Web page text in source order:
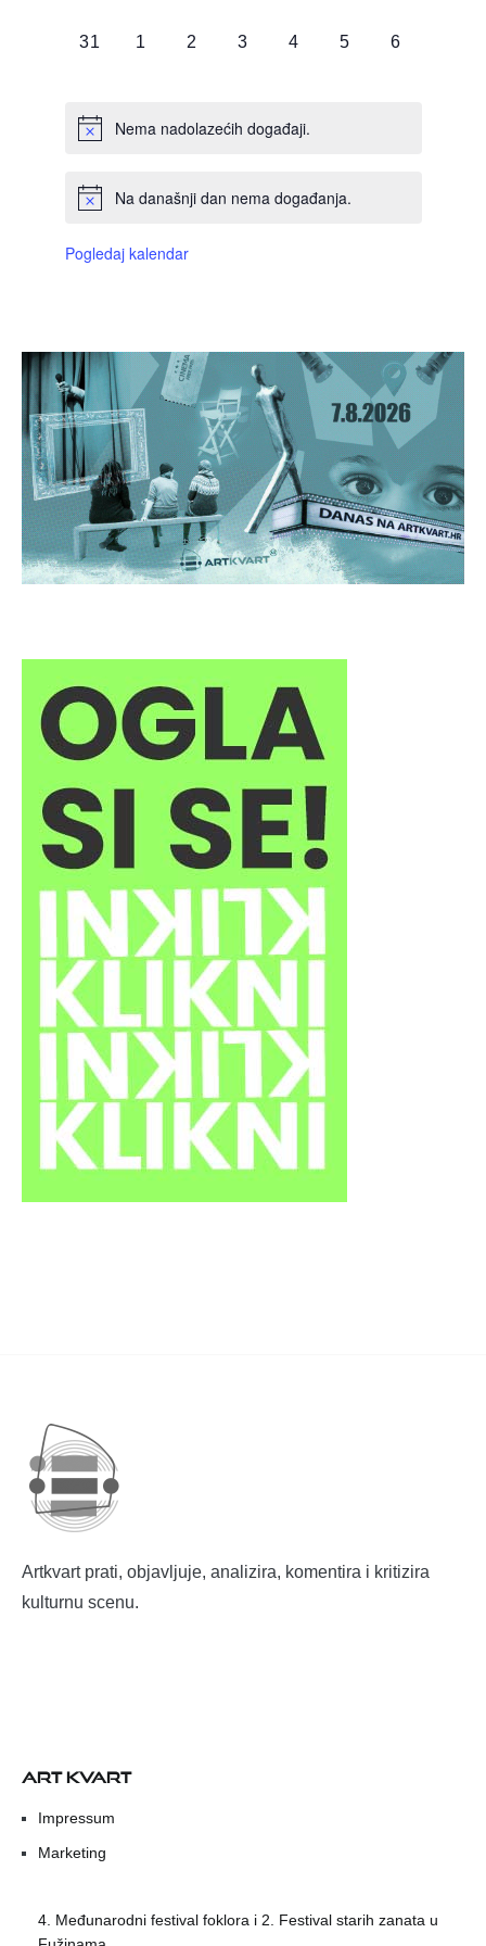
0
31
0
1
0
2
0
3
0
4
0
5
0
6
Nema nadolazećih događaji.
Na današnji dan nema događanja.
Pogledaj kalendar
Artkvart prati, objavljuje, analizira, komentira i kritizira
kulturnu scenu.
ART KVART
Impressum
Marketing
4. Međunarodni festival foklora i 2. Festival starih zanata u